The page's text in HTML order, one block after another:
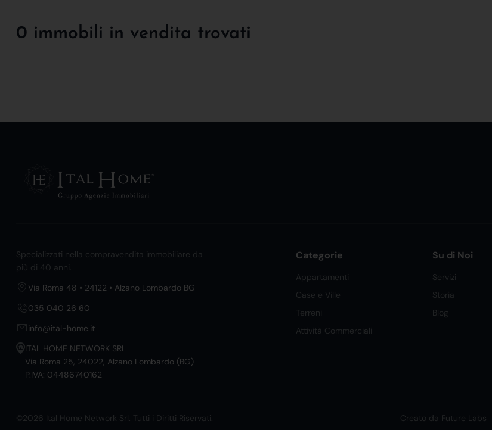
0 immobili in vendita trovati
Specializzati nella compravendita immobiliare da
più di 40 anni.
Via Roma 48 • 24122 • Alzano Lombardo BG
035 040 26 60
info@ital-home.it
ITAL HOME NETWORK SRL
Via Roma 25, 24022, Alzano Lombardo (BG)
P.IVA: 04486740162
Categorie
Appartamenti
Case e Ville
Terreni
Attività Commerciali
Su di Noi
Servizi
Storia
Blog
©2026 Ital Home Network Srl. Tutti i Diritti Riservati. Creato da Future Labs